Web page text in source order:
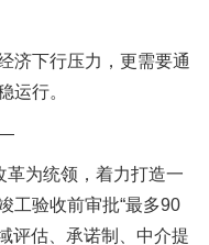
济下行压力，更需要通
运行。
革为统领，着力打造一
工验收前审批“最多90
评估、承诺制、中介提